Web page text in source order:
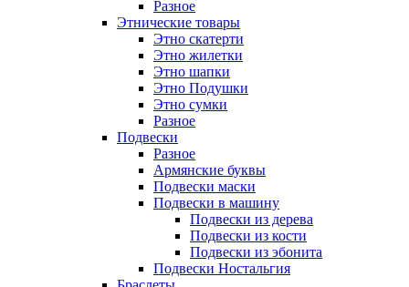
Разное
Этнические товары
Этно скатерти
Этно жилетки
Этно шапки
Этно Подушки
Этно сумки
Разное
Подвески
Разное
Армянские буквы
Подвески маски
Подвески в машину
Подвески из дерева
Подвески из кости
Подвески из эбонита
Подвески Ностальгия